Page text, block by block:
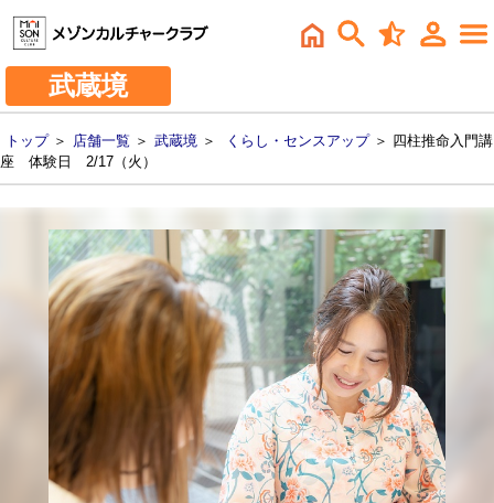
武蔵境
トップ＞ 店舗一覧 ＞ 武蔵境 ＞ くらし・センスアップ＞ 四柱推命入門講
座 体験日 2/17（火）